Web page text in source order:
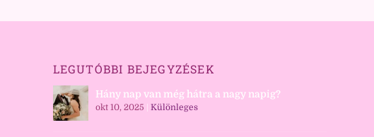
LEGUTÓBBI BEJEGYZÉSEK
Hány nap van még hátra a nagy napig?
okt 10, 2025 Különleges